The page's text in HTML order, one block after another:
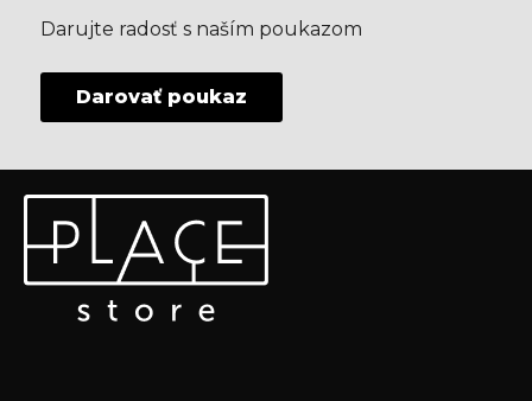
Darujte radosť s naším poukazom
Darovať poukaz
Odoberať newsletter
Vložte svoj e-mail a my Vám budeme zasielať informácie
o nových produktoch na našom e-shope.